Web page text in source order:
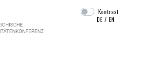
Navigation überspringen
Kontrast
DE /EN